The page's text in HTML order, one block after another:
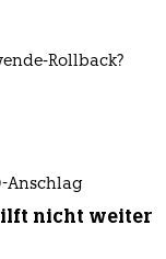
Rollback?
Anschlag
nicht weiter